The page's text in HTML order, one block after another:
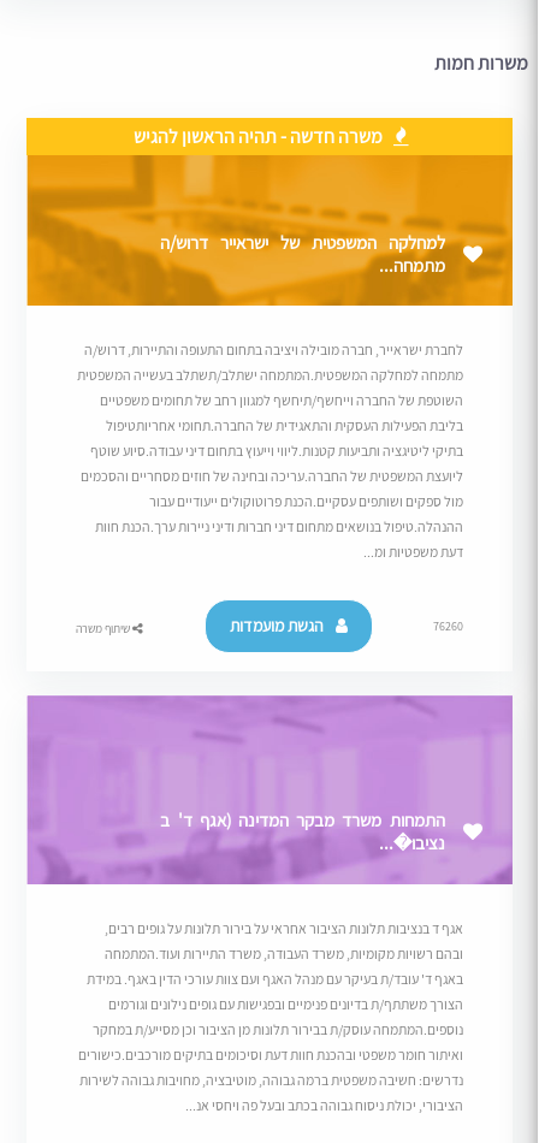
משרות חמות
משרה חדשה - תהיה הראשון להגיש
למחלקה המשפטית של ישראייר דרוש/ה
מתמחה...
לחברת ישראייר, חברה מובילה ויציבה בתחום התעופה והתיירות, דרוש/ה
מתמחה למחלקה המשפטית.המתמחה ישתלב/תשתלב בעשייה המשפטית
השוטפת של החברה וייחשף/תיחשף למגוון רחב של תחומים משפטיים
בליבת הפעילות העסקית והתאגידית של החברה.תחומי אחריותטיפול
בתיקי ליטיגציה ותביעות קטנות.ליווי וייעוץ בתחום דיני עבודה.סיוע שוטף
ליועצת המשפטית של החברה.עריכה ובחינה של חוזים מסחריים והסכמים
מול ספקים ושותפים עסקיים.הכנת פרוטוקולים ייעודיים עבור
ההנהלה.טיפול בנושאים מתחום דיני חברות ודיני ניירות ערך.הכנת חוות
דעת משפטיות ומ...
76260 הגשת מועמדות שיתוף משרה
התמחות משרד מבקר המדינה (אגף ד' ב
נציבו�...
אגף ד בנציבות תלונות הציבור אחראי על בירור תלונות על גופים רבים,
ובהם רשויות מקומיות, משרד העבודה, משרד התיירות ועוד.המתמחה
באגף ד' עובד/ת בעיקר עם מנהל האגף ועם צוות עורכי הדין באגף. במידת
הצורך משתתף/ת בדיונים פנימיים ובפגישות עם גופים נילונים וגורמים
נוספים.המתמחה עוסק/ת בבירור תלונות מן הציבור וכן מסייע/ת במחקר
ואיתור חומר משפטי ובהכנת חוות דעת וסיכומים בתיקים מורכבים.כישורים
נדרשים: חשיבה משפטית ברמה גבוהה, מוטיבציה, מחויבות גבוהה לשירות
הציבורי, יכולת ניסוח גבוהה בכתב ובעל פה ויחסי אנ...